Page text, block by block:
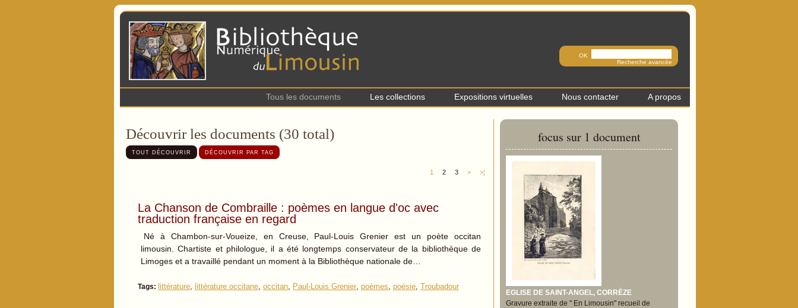
Recherche avancée
Tous les documents Les collections Expositions virtuelles Nous contacter A propos
Découvrir les documents (30 total)
TOUT DÉCOUVRIR DÉCOUVRIR PAR TAG
1 2 3 > >¦
La Chanson de Combraille : poèmes en langue d'oc avec
traduction française en regard
Né à Chambon-sur-Voueize, en Creuse, Paul-Louis Grenier est un poète occitan
limousin. Chartiste et philologue, il a été longtemps conservateur de la bibliothèque de
Limoges et a travaillé pendant un moment à la Bibliothèque nationale de…
Tags: littérature littérature occitane occitan Paul-Louis Grenier poèmes poésie Troubadour
focus sur 1 document
EGLISE DE SAINT-ANGEL, CORRÈZE
Gravure extraite de " En Limousin" recueil de